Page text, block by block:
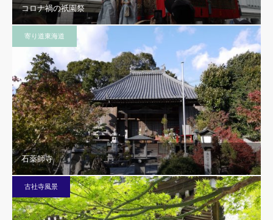
コロナ禍の祇園祭
寄り道東海道
石薬師寺
古社寺風景